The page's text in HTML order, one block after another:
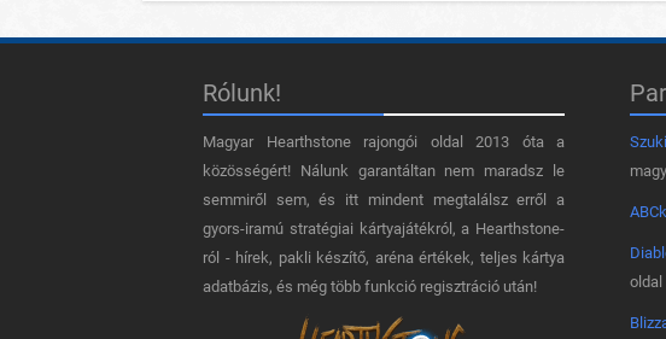
Rólunk!
Magyar Hearthstone​ rajongói oldal 2013 óta a
közösségért! Nálunk garantáltan nem maradsz le
semmiről sem, és itt mindent megtalálsz erről a
gyors-iramú stratégiai kártyajátékról, a Hearthstone-
ról - hírek, pakli készítő, aréna értékek, teljes kártya
adatbázis, és még több funkció regisztráció után!
oldal